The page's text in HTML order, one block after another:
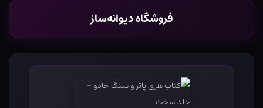
فروشگاه دیوانه‌ساز